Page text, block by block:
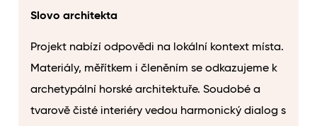
Slovo architekta
Projekt nabízí odpovědi na lokální kontext místa.
Materiály, měřítkem i členěním se odkazujeme k
archetypální horské architektuře. Soudobé a
tvarově čisté interiéry vedou harmonický dialog s